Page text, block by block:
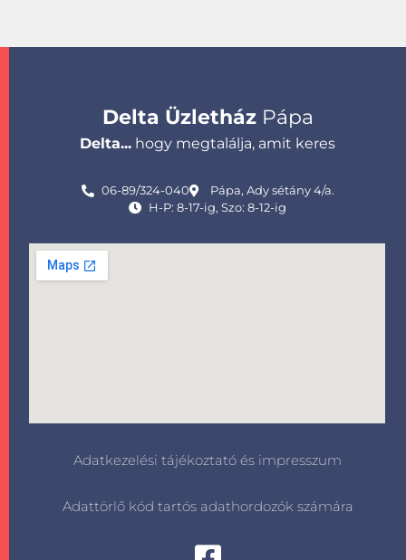
Delta ÜzletházPápa
Delta... hogy megtalálja, amit keres
06-89/324-040
Pápa, Ady sétány 4/a.
H-P: 8-17-ig, Szo: 8-12-ig
Adatkezelési tájékoztató és impresszum
Adattörlő kód tartós adathordozók számára